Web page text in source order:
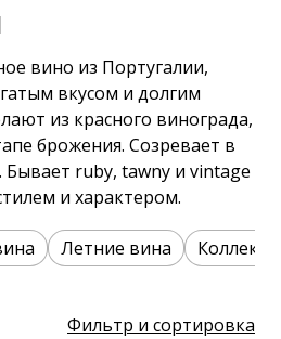
вино из Португалии,
вкусом и долгим
из красного винограда,
брожения. Созревает в
Бывает ruby, tawny и vintage
и характером.
Летние вина
Фильтр и сортировка